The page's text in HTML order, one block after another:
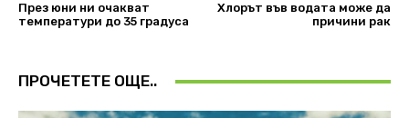
През юни ни очакват
температури до 35 градуса
Хлорът във водата може да
причини рак
ПРОЧЕТЕТЕ ОЩЕ..